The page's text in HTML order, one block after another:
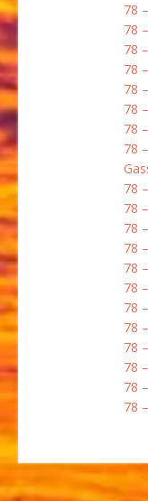
78
78
78
78
78
78
78
78
78
78
78
78
78
78
78
78
78
78
78
78